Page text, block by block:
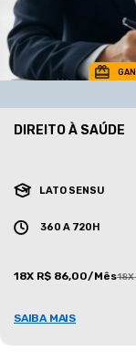
DIREITO À SAÚDE
LATO SENSU
360 A 720H
18X R$ 86,00/Mês18X
SAIBA MAIS